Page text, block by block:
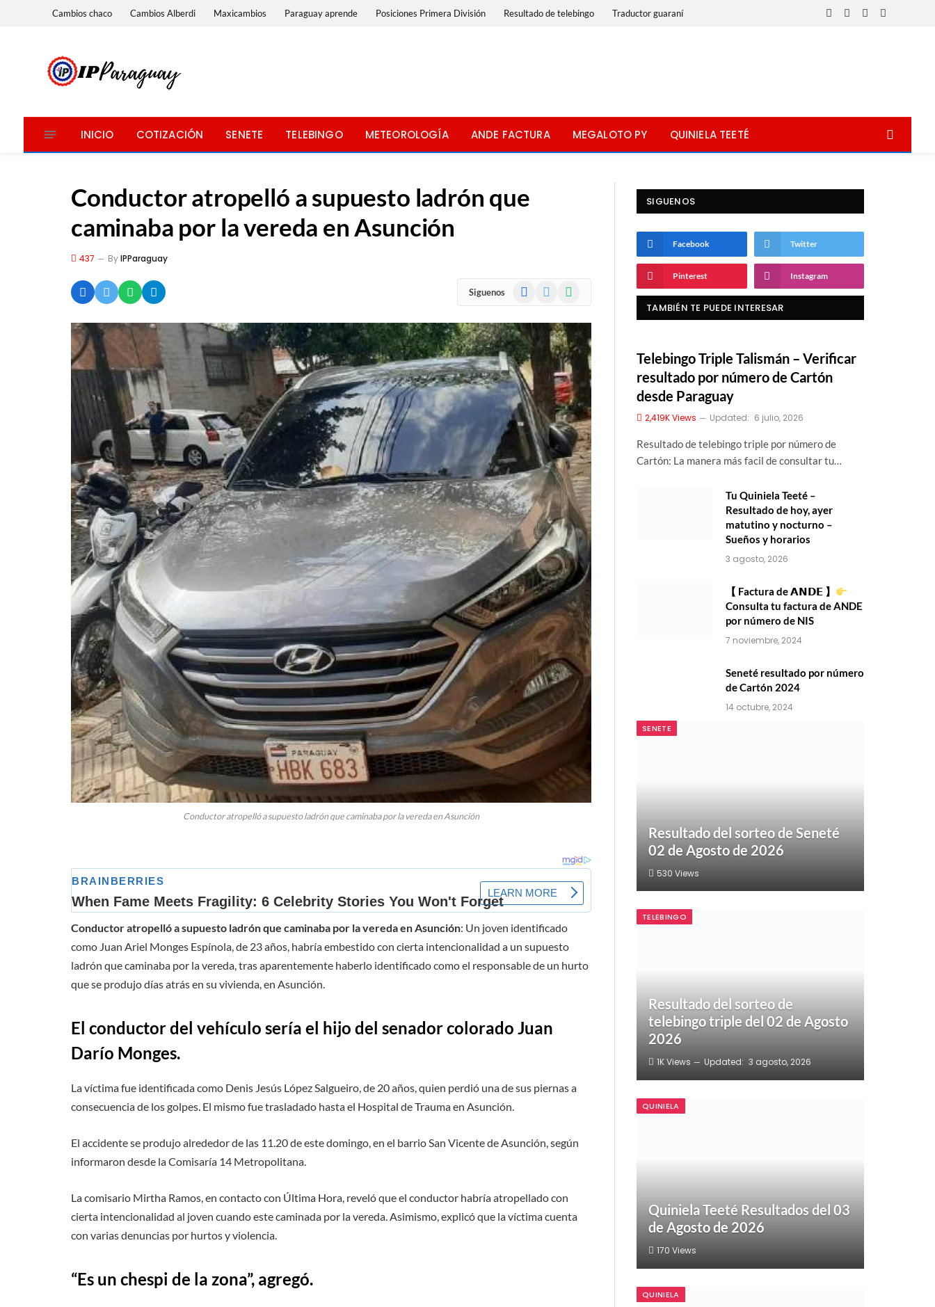
Cambios chaco Cambios Alberdi Maxicambios Paraguay aprende Posiciones Primera División Resultado de telebingo Traductor guaraní
Facebook
X
InstagramWhatsApp
INICIO COTIZACIÓN SENETE TELEBINGO METEOROLOGÍA ANDE FACTURA MEGALOTO PY QUINIELA TEETÉ
Conductor atropelló a supuesto ladrón que
caminaba por la vereda en Asunción
437 ByIPParaguay
Siguenos Facebook WhatsApp
Conductor atropelló a supuesto ladrón que caminaba por la vereda en Asunción
Conductor atropelló a supuesto ladrón que caminaba por la vereda en Asunción: Un joven identificado
como Juan Ariel Monges Espínola, de 23 años, habría embestido con cierta intencionalidad a un supuesto
ladrón que caminaba por la vereda, tras aparentemente haberlo identificado como el responsable de un hurto
que se produjo días atrás en su vivienda, en Asunción.
El conductor del vehículo sería el hijo del senador colorado Juan
Darío Monges.
La víctima fue identificada como Denis Jesús López Salgueiro, de 20 años, quien perdió una de sus piernas a
consecuencia de los golpes. El mismo fue trasladado hasta el Hospital de Trauma en Asunción.
El accidente se produjo alrededor de las 11.20 de este domingo, en el barrio San Vicente de Asunción, según
informaron desde la Comisaría 14 Metropolitana.
La comisario Mirtha Ramos, en contacto con Última Hora, reveló que el conductor habría atropellado con
cierta intencionalidad al joven cuando este caminada por la vereda. Asimismo, explicó que la víctima cuenta
con varias denuncias por hurtos y violencia.
“Es un chespi de la zona”, agregó.
SIGUENOS
Facebook Twitter
Pinterest Instagram
TAMBIÉN TE PUEDE INTERESAR
Telebingo Triple Talismán – Verificar
resultado por número de Cartón
desde Paraguay
2,419KViews Updated: 6 julio, 2026
Resultado de telebingo triple por número de
Cartón: La manera más facil de consultar tu…
Tu Quiniela Teeté –
Resultado de hoy, ayer
matutino y nocturno –
Sueños y horarios
3 agosto, 2026
【 Factura de 𝗔𝗡𝗗𝗘 】
Consulta tu factura de ANDE
por número de NIS
7 noviembre, 2024
Seneté resultado por número
de Cartón 2024
14 octubre, 2024
SENETE
Resultado del sorteo de Seneté
02 de Agosto de 2026
530 Views
TELEBINGO
Resultado del sorteo de
telebingo triple del 02 de Agosto
2026
1KViews Updated: 3 agosto, 2026
QUINIELA
Quiniela Teeté Resultados del 03
de Agosto de 2026
170 Views
QUINIELA